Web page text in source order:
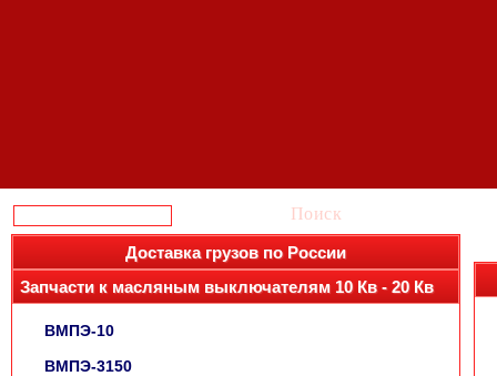
Поиск
Доставка грузов по России
Запчасти к масляным выключателям 10 Кв - 20 Кв
ВМПЭ-10
ВМПЭ-3150